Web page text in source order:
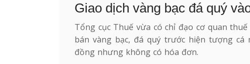
Giao dịch vàng bạc đá quý
Tổng cục Thuế vừa có chỉ đạo cơ quan
bán vàng bạc, đá quý trước hiện tượng cá
đồng nhưng không có hóa đơn.